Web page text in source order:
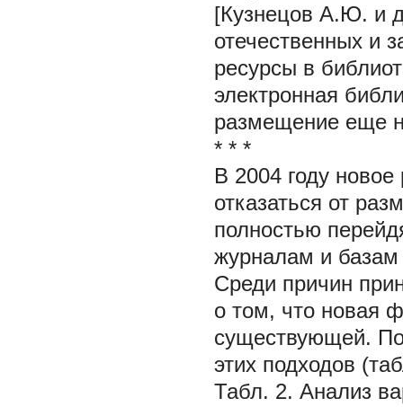
[Кузнецов А.Ю. и
отечественных и
ресурсы в
электронная
размещение еще
* * *
В 2004 году
отказаться от
полностью
журналам и
Среди причин
о том, что новая
существующей.
этих подходов
Табл. 2. Анализ